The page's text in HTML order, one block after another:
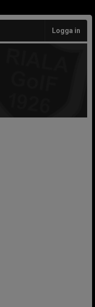
Logga in